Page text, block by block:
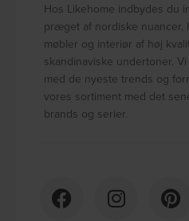
Hos Likehome indbydes du
præget af nordiske nuancer,
møbler og interiør af høj
skandinaviske undertoner.
med de nyeste trends og
vores sortiment med det
brands og serier.